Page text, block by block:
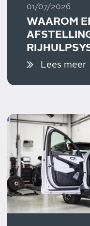
01/07/2026
WAAROM
Lees meer